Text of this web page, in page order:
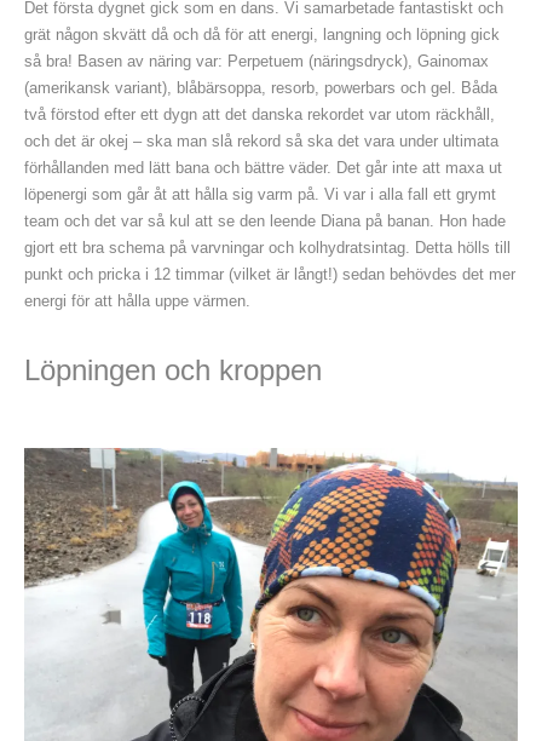
Det första dygnet gick som en dans. Vi samarbetade fantastiskt och
grät någon skvätt då och då för att energi, langning och löpning gick
så bra! Basen av näring var: Perpetuem (näringsdryck), Gainomax
(amerikansk variant), blåbärsoppa, resorb, powerbars och gel. Båda
två förstod efter ett dygn att det danska rekordet var utom räckhåll,
och det är okej – ska man slå rekord så ska det vara under ultimata
förhållanden med lätt bana och bättre väder. Det går inte att maxa ut
löpenergi som går åt att hålla sig varm på. Vi var i alla fall ett grymt
team och det var så kul att se den leende Diana på banan. Hon hade
gjort ett bra schema på varvningar och kolhydratsintag. Detta hölls till
punkt och pricka i 12 timmar (vilket är långt!) sedan behövdes det mer
energi för att hålla uppe värmen.
Löpningen och kroppen